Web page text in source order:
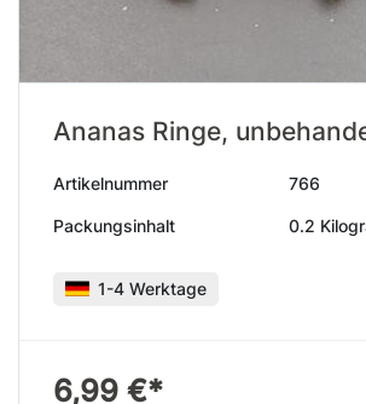
Ananas Ringe,
Artikelnummer 766
Packungsinhalt 0.2
1-4 Werktage
6,99 €*